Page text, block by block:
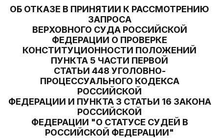
ОБ ОТКАЗЕ В ПРИНЯТИИ К РАССМОТРЕНИЮ
ЗАПРОСА
ВЕРХОВНОГО СУДА РОССИЙСКОЙ
ФЕДЕРАЦИИ О ПРОВЕРКЕ
КОНСТИТУЦИОННОСТИ ПОЛОЖЕНИЙ
ПУНКТА 5 ЧАСТИ ПЕРВОЙ
СТАТЬИ 448 УГОЛОВНО-
ПРОЦЕССУАЛЬНОГО КОДЕКСА
РОССИЙСКОЙ
ФЕДЕРАЦИИ И ПУНКТА 3 СТАТЬИ 16 ЗАКОНА
РОССИЙСКОЙ
ФЕДЕРАЦИИ "О СТАТУСЕ СУДЕЙ В
РОССИЙСКОЙ ФЕДЕРАЦИИ"